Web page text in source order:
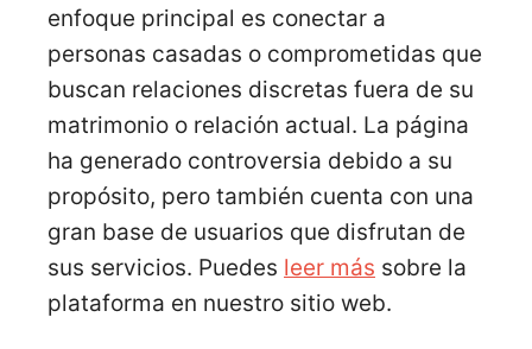
enfoque principal es conectar a
personas casadas o comprometidas que
buscan relaciones discretas fuera de su
matrimonio o relación actual. La página
ha generado controversia debido a su
propósito, pero también cuenta con una
gran base de usuarios que disfrutan de
sus servicios. Puedes leer más sobre la
plataforma en nuestro sitio web.